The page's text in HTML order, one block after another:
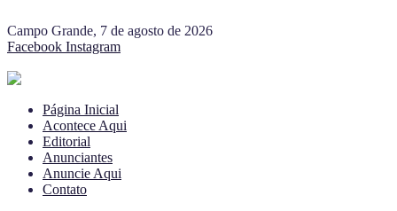
Campo Grande, 7 de agosto de 2026
Facebook Instagram
Página Inicial
Acontece Aqui
Editorial
Anunciantes
Anuncie Aqui
Contato